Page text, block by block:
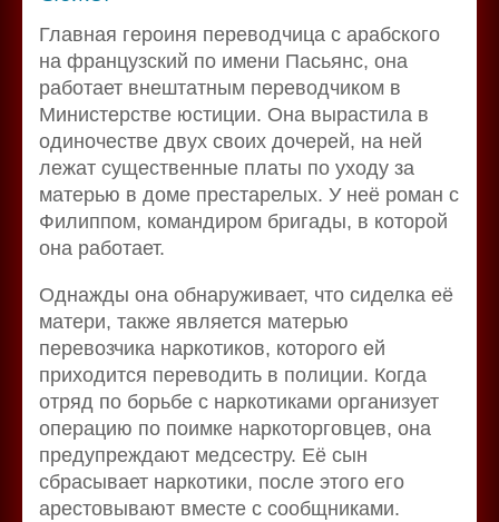
Главная героиня переводчица с арабского
на французский по имени Пасьянс, она
работает внештатным переводчиком в
Министерстве юстиции. Она вырастила в
одиночестве двух своих дочерей, на ней
лежат существенные платы по уходу за
матерью в доме престарелых. У неё роман с
Филиппом, командиром бригады, в которой
она работает.
Однажды она обнаруживает, что сиделка её
матери, также является матерью
перевозчика наркотиков, которого ей
приходится переводить в полиции. Когда
отряд по борьбе с наркотиками организует
операцию по поимке наркоторговцев, она
предупреждают медсестру. Её сын
сбрасывает наркотики, после этого его
арестовывают вместе с сообщниками.